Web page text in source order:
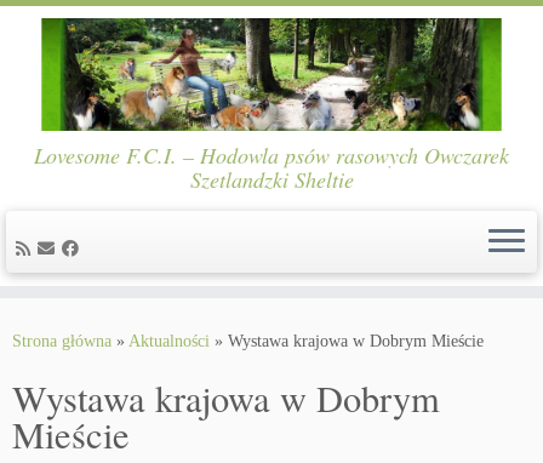
Lovesome F.C.I. – Hodowla psów rasowych Owczarek
Szetlandzki Sheltie
Strona główna » Aktualności » Wystawa krajowa w Dobrym Mieście
Wystawa krajowa w Dobrym
Mieście